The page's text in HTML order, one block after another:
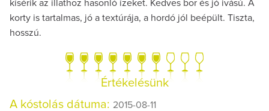
kísérik az illathoz hasonló ízeket. Kedves bor és jó ivású. A
korty is tartalmas, jó a textúrája, a hordó jól beépült. Tiszta,
hosszú.
Értékelésünk
A kóstolás dátuma: 2015-08-11